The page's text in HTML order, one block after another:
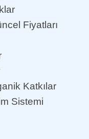
Fiyatları
Katkılar
Sistemi